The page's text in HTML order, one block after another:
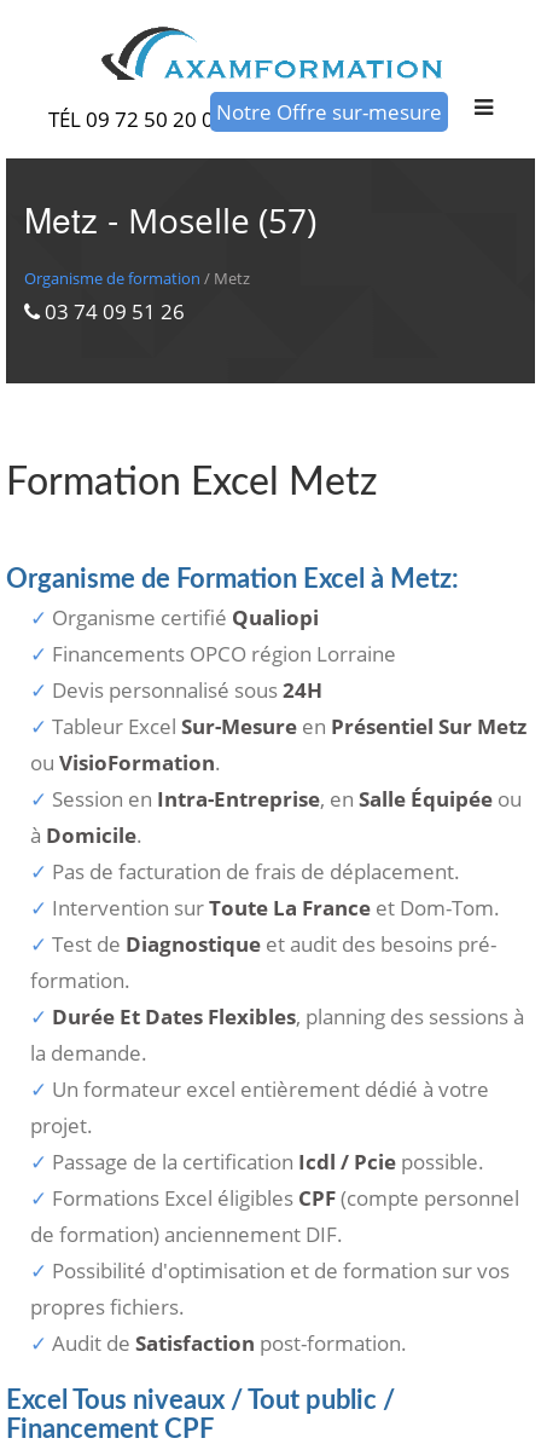
Notre Offre sur-mesure
TÉL 09 72 50 20 00
Metz - Moselle (57)
Organisme de formation / Metz
03 74 09 51 26
Formation Excel Metz
Organisme de Formation Excel à Metz:
Organisme certifié Qualiopi
Financements OPCO région Lorraine
Devis personnalisé sous24H
Tableur Excel Sur-Mesure en Présentiel Sur Metz
ou VisioFormation.
Session en Intra-Entreprise, en Salle Équipée ou
à Domicile.
Pas de facturation de frais de déplacement.
Intervention surToute La France et Dom-Tom.
Test de Diagnostique et audit des besoins pré-
formation.
Durée Et Dates Flexibles, planning des sessions à
la demande.
Un formateur excel entièrement dédié à votre
projet.
Passage de la certification Icdl / Pcie possible.
Formations Excel éligibles CPF(compte personnel
de formation) anciennement DIF.
Possibilité d'optimisation et de formation sur vos
propres fichiers.
Audit de Satisfaction post-formation.
Excel Tous niveaux / Tout public /
Financement CPF